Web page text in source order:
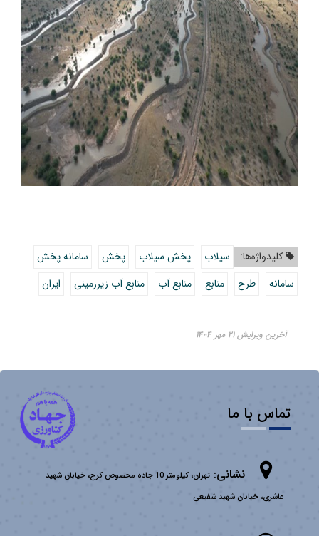
کلیدواژه‌ها: سیلاب پخش سیلاب پخش
سامانه پخش
سامانه
طرح منابع منابع آب منابع آب زیرزمینی ایران
آخرین ویرایش ۲۱ مهر ۱۴۰۴
تماس با ما
نشانی:
تهران، کیلومتر 10 جاده مخصوص کرج، خیابان شهید
عاشری، خیابان شهید شفیعی